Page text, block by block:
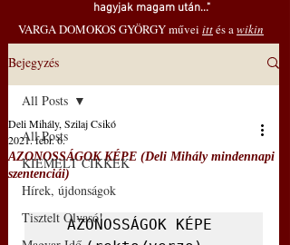
hagyjak magam után..."
VARGA DOMOKOS GYÖRGY művei ittés awikin
Bejegyzés
All Posts
KIEMELT CIKKEK
Hírek, újdonságok
Tisztelt Olvasó!
All Posts
AZONOSSÁGOK KÉPE (Deli Mihály mindennapi
szentenciái)
Deli Mihály, Szilaj Csikó
2021. febr. 6.
AZONOSSÁGOK KÉPE